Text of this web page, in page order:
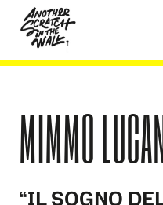
content
MIMMO
“IL SOGNO